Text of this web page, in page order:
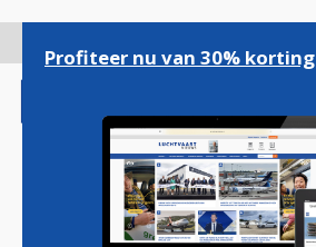
gaan
Profiteer nu van 30% korting